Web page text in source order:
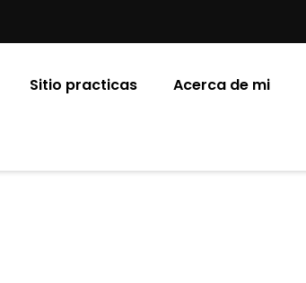
Sitio practicas Acerca de mi